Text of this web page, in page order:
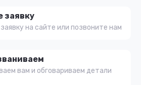
заявку
на сайте или позвоните нам
вам и обговариваем детали